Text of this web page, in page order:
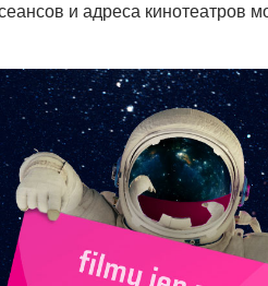
и адреса кинотеатров